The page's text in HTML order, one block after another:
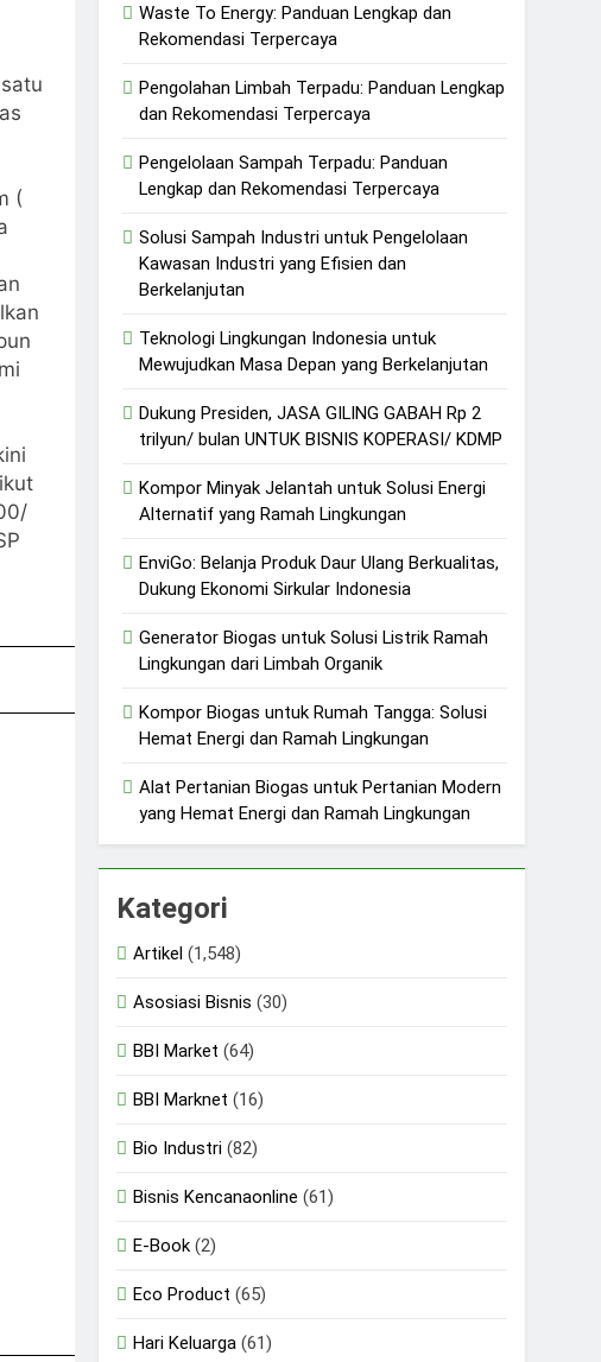
(
Waste To Energy: Panduan Lengkap dan
Rekomendasi Terpercaya
Pengolahan Limbah Terpadu: Panduan Lengkap
dan Rekomendasi Terpercaya
Pengelolaan Sampah Terpadu: Panduan
Lengkap dan Rekomendasi Terpercaya
Solusi Sampah Industri untuk Pengelolaan
Kawasan Industri yang Efisien dan
Berkelanjutan
Teknologi Lingkungan Indonesia untuk
Mewujudkan Masa Depan yang Berkelanjutan
Dukung Presiden, JASA GILING GABAH Rp 2
trilyun/ bulan UNTUK BISNIS KOPERASI/ KDMP
Kompor Minyak Jelantah untuk Solusi Energi
Alternatif yang Ramah Lingkungan
EnviGo: Belanja Produk Daur Ulang Berkualitas,
Dukung Ekonomi Sirkular Indonesia
Generator Biogas untuk Solusi Listrik Ramah
Lingkungan dari Limbah Organik
Kompor Biogas untuk Rumah Tangga: Solusi
Hemat Energi dan Ramah Lingkungan
Alat Pertanian Biogas untuk Pertanian Modern
yang Hemat Energi dan Ramah Lingkungan
Kategori
Artikel (1,548)
Asosiasi Bisnis (30)
BBI Market (64)
BBI Marknet (16)
Bio Industri (82)
Bisnis Kencanaonline (61)
E-Book (2)
Eco Product (65)
Hari Keluarga (61)